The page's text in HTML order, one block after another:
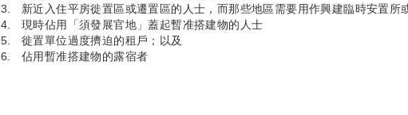
3. 新近入住平房徙置區或遷置區的人士，而那些地區需要用作興建臨時安置所
4. 現時佔用「須發展官地」蓋起暫准搭建物的人士
5. 徙置單位過度擠迫的租戶；以及
6. 佔用暫准搭建物的露宿者